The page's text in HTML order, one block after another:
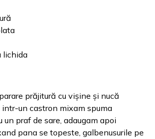
lichida
prăjitură cu vișine și nucă
intr-un castron mixam spuma
un praf de sare, adaugam apoi
pana se topeste, galbenusurile pe